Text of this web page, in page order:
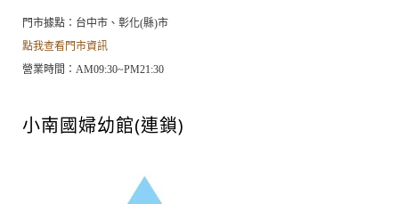
門市據點：台中市、彰化(縣)市
點我查看門市資訊
營業時間：AM09:30~PM21:30
小南國婦幼館(連鎖)